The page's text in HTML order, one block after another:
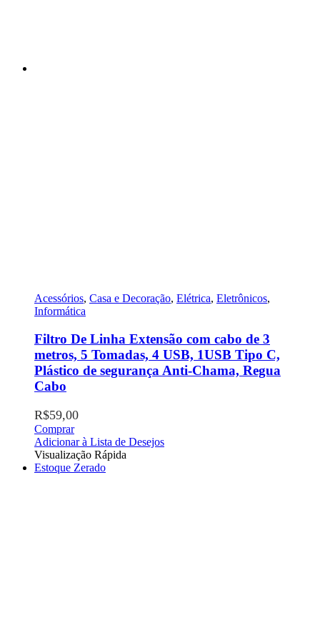
Acessórios, Casa e Decoração, Elétrica, Eletrônicos,
Informática
Filtro De Linha Extensão com cabo de 3
metros, 5 Tomadas, 4 USB, 1USB Tipo C,
Plástico de segurança Anti-Chama, Regua
Cabo
R$59,00
Comprar
Adicionar à Lista de Desejos
Visualização Rápida
Estoque Zerado